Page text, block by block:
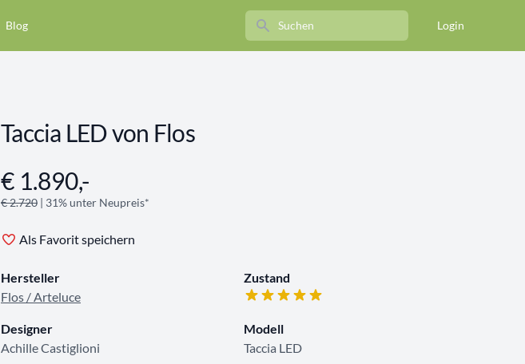
Blog Search Login
Taccia LED von Flos
Angebotsinformationen
€ 1.890,-
€ 2.720 | 31% unter Neupreis*
Als Favorit speichern
Hersteller
Flos / Arteluce
Zustand
Designer
Achille Castiglioni
Modell
Taccia LED